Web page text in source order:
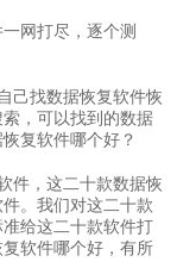
网打尽，逐个测
找数据恢复软件恢
，可以找到的数据
复软件哪个好？
，这二十款数据恢
。我们对这二十款
给这二十款软件打
软件哪个好，有所